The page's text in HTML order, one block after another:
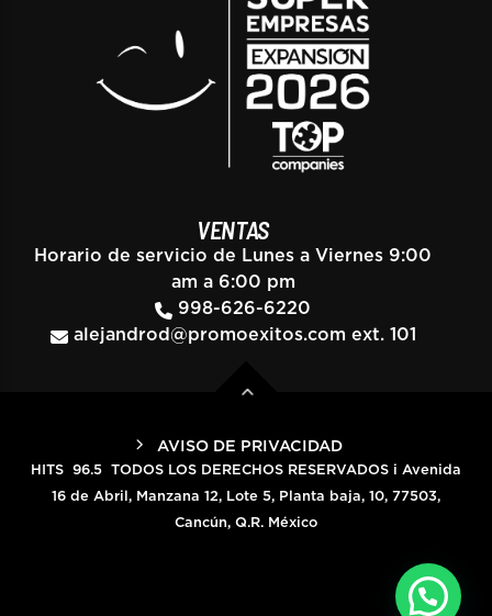
VENTAS
Horario de servicio de Lunes a Viernes 9:00
am a 6:00 pm
998-626-6220
alejandrod@promoexitos.com ext. 101
AVISO DE PRIVACIDAD
HITS 96.5 TODOS LOS DERECHOS RESERVADOS i Avenida
16 de Abril, Manzana 12, Lote 5, Planta baja, 10, 77503,
Cancún, Q.R. México